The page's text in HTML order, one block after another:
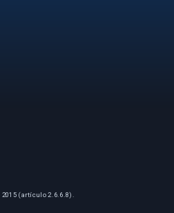
2015 (artículo 2.6.6.8).